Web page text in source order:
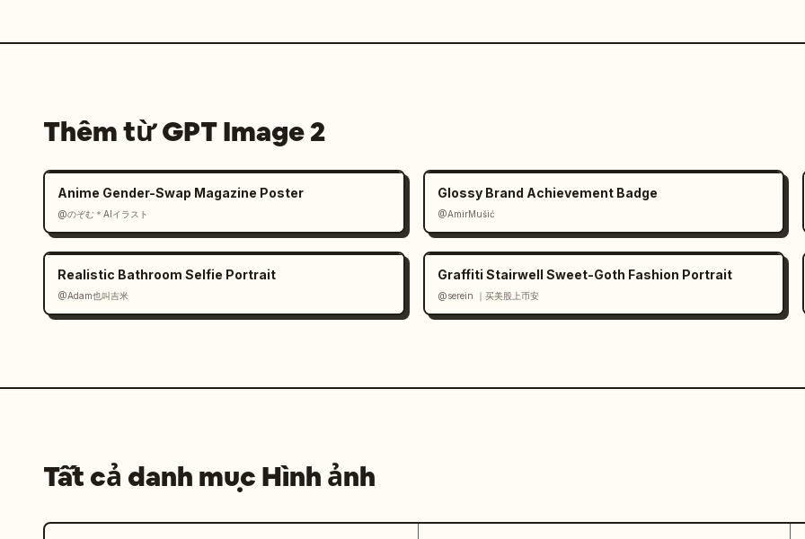
Thêm từ GPT Image 2
Anime Gender-Swap Magazine Poster
@のぞむ＊AIイラスト
Glossy Brand Achievement Badge
@AmirMušić
Realistic Bathroom Selfie Portrait
@Adam也叫吉米
Graffiti Stairwell Sweet-Goth Fashion Portrait
@serein ｜买美股上币安
Tất cả danh mục Hình ảnh